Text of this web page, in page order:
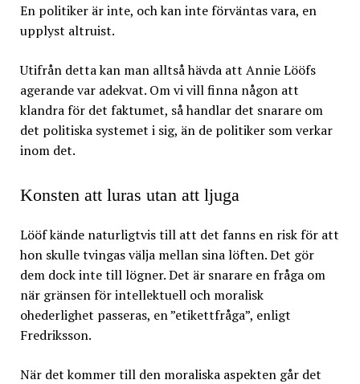
En politiker är inte, och kan inte förväntas vara, en
upplyst altruist.
Utifrån detta kan man alltså hävda att Annie Lööfs
agerande var adekvat. Om vi vill finna någon att
klandra för det faktumet, så handlar det snarare om
det politiska systemet i sig, än de politiker som verkar
inom det.
Konsten att luras utan att ljuga
Lööf kände naturligtvis till att det fanns en risk för att
hon skulle tvingas välja mellan sina löften. Det gör
dem dock inte till lögner. Det är snarare en fråga om
när gränsen för intellektuell och moralisk
ohederlighet passeras, en ”etikettfråga”, enligt
Fredriksson.
När det kommer till den moraliska aspekten går det